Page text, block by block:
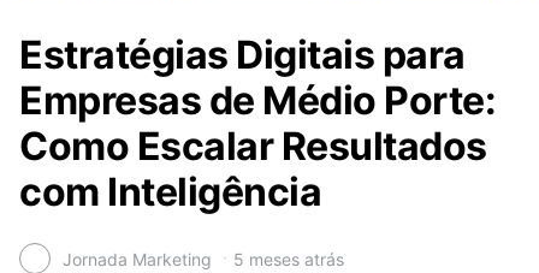
Estratégias Digitais para
Empresas de Médio Porte:
Como Escalar Resultados
com Inteligência
Jornada Marketing 5 meses atrás